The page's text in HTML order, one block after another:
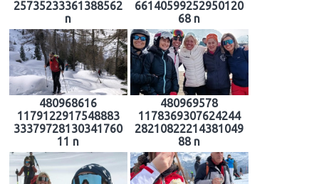
25735233361388562
n
66140599252950120
68 n
480968616
1179122917548883
33379728130341760
11 n
480969578
1178369307624244
28210822214381049
88 n